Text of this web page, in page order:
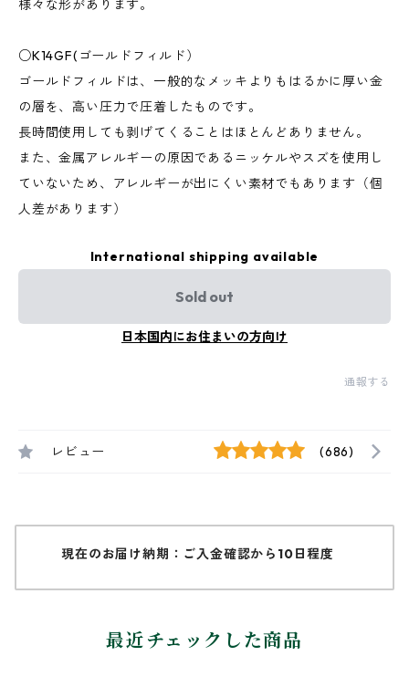
様々な形があります。
○K14GF(ゴールドフィルド）
ゴールドフィルドは、一般的なメッキよりもはるかに厚い金
の層を、高い圧力で圧着したものです。
長時間使用しても剥げてくることはほとんどありません。
また、金属アレルギーの原因であるニッケルやスズを使用し
ていないため、アレルギーが出にくい素材でもあります（個
人差があります）
International shipping available
Sold out
日本国内にお住まいの方向け
通報する
レビュー (686)
現在のお届け納期：ご入金確認から10日程度
最近チェックした商品